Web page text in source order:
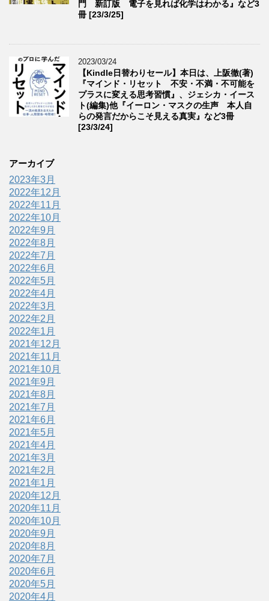
門 新訂版 電子を見れば化学はわかる』など3
冊 [23/3/25]
2023/03/24
【Kindle日替わりセール】本日は、上阪徹(著)
『マインド・リセット 不安・不満・不可能を
プラスに変える思考習慣』、ジェシカ・イース
ト(編集)他『イーロン・マスクの生声 本人自
らの発言だからこそ見える真実』など3冊
[23/3/24]
アーカイブ
2023年3月
2022年12月
2022年11月
2022年10月
2022年9月
2022年8月
2022年7月
2022年6月
2022年5月
2022年4月
2022年3月
2022年2月
2022年1月
2021年12月
2021年11月
2021年10月
2021年9月
2021年8月
2021年7月
2021年6月
2021年5月
2021年4月
2021年3月
2021年2月
2021年1月
2020年12月
2020年11月
2020年10月
2020年9月
2020年8月
2020年7月
2020年6月
2020年5月
2020年4月